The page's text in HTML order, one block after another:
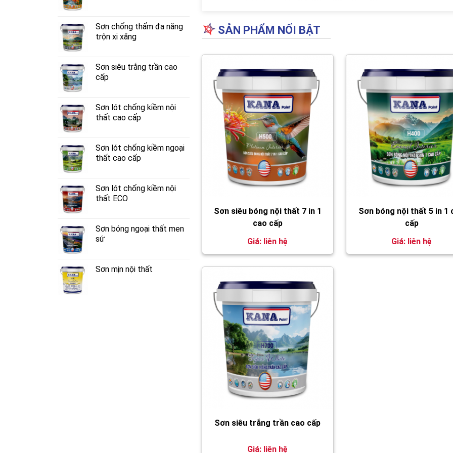
Sơn chống thấm đa năng
trộn xi xăng
Sơn siêu trắng trần cao
cấp
Sơn lót chống kiềm nội
thất cao cấp
Sơn lót chống kiềm ngoại
thất cao cấp
Sơn lót chống kiềm nội
thất ECO
Sơn bóng ngoại thất men
sứ
Sơn mịn nội thất
SẢN PHẨM NỔI BẬT
Sơn siêu bóng nội thất 7 in 1
cao cấp
Giá: liên hệ
Sơn bóng nội thất 5 in 1
cấp
Giá: liên hệ
Sơn siêu trắng trần cao cấp
Giá: liên hệ